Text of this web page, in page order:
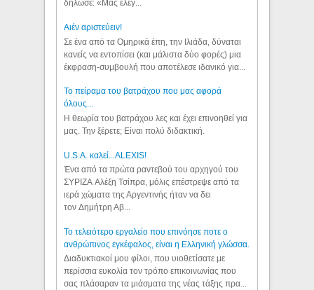
δήλωσε: «Μας έλεγ...
Aιέν αριστεύειν!
Σε ένα από τα Ομηρικά έπη, την Ιλιάδα, δύναται
κανείς να εντοπίσει (και μάλιστα δύο φορές) μια
έκφραση-συμβουλή που αποτέλεσε ιδανικό για...
Το πείραμα του βατράχου που μας αφορά
όλους...
Η θεωρία του βατράχου λες και έχει επινοηθεί για
μας. Την ξέρετε; Είναι πολύ διδακτική.
U.S.A. καλεί...ALEXIS!
Ένα από τα πρώτα ραντεβού του αρχηγού του
ΣΥΡΙΖΑ Αλέξη Τσίπρα, μόλις επέστρεψε από τα
ιερά χώματα της Αργεντινής ήταν να δει
τον Δημήτρη Αβ...
Το τελειότερο εργαλείο που επινόησε ποτε ο
ανθρώπινος εγκέφαλος, είναι η Ελληνική γλώσσα.
Διαδυκτιακοί μου φίλοι, που υιοθετίσατε με
περίσσια ευκολία τον τρόπο επικοινωνίας που
σας πλάσαραν τα μιάσματα της νέας τάξης πρα...